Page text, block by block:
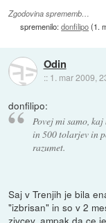
Zgodovina sprememb…
spremenilo:donfilipo(1.
Odin
:: 1. mar 2009,
donfilipo:
Povej mi samo,
in 500 tolarjev in
razumet.
Saj v Trenjih je bila
"izbrisan" in so v 2
zivcev, ampak da ce